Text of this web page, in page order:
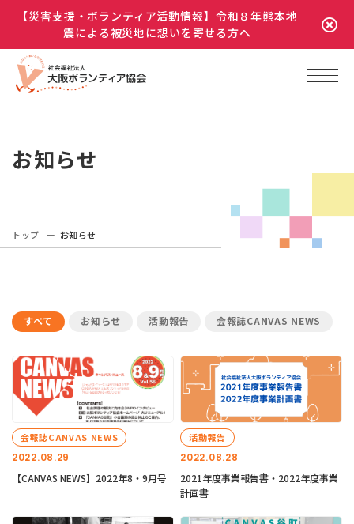
【災害支援・ボランティア活動情報】令和８年熊本地
震による被災地に想いを寄せる方へ
お知らせ
トップ お知らせ
すべて お知らせ 活動報告 会報誌CANVAS NEWS
2022.08.29
会報誌CANVAS NEWS
【CANVAS NEWS】2022年8・9月号
2022.08.28
活動報告
2021年度事業報告書・2022年度事業
計画書